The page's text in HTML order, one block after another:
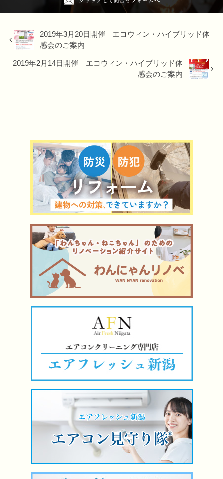
2019年3月20日開催 エコウィン・ハイブリッド体
感会のご案内
2019年2月14日開催 エコウィン・ハイブリッド体
感会のご案内